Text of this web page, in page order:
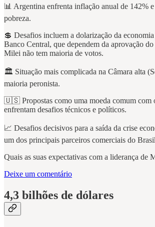
📊 Argentina enfrenta inflação anual de 142%
pobreza.
💲 Desafios incluem a dolarização da
Banco Central, que dependem da aprovação
Milei não tem maioria de votos.
🏛️ Situação mais complicada na Câmara alta
maioria peronista.
🇺🇸 Propostas como uma moeda comum com
enfrentam desafios técnicos e políticos.
📈 Desafios decisivos para a saída da crise
um dos principais parceiros comerciais do
Quais as suas expectativas com a liderança de
Deixe um comentário
4,3 bilhões de dólares